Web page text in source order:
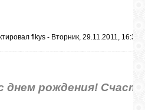
fikys - Вторник, 29.11.2011, 16:32
днем рождения!